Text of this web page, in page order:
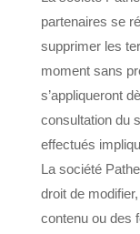
partenaires se
supprimer les
moment sans
s’appliqueront
consultation du
effectués
La société
droit de
contenu ou des